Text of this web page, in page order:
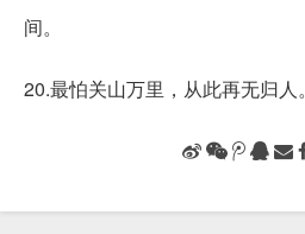
间。
20.最怕关山万里，从此再无归人。